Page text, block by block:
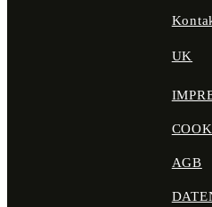
UK
AGB